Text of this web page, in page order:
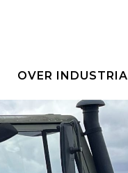
OVER INDUSTRIA